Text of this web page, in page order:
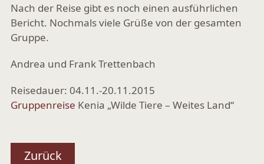
Nach der Reise gibt es noch einen ausführlichen
Bericht. Nochmals viele Grüße von der gesamten
Gruppe.
Andrea und Frank Trettenbach
Reisedauer: 04.11.-20.11.2015
Gruppenreise Kenia „Wilde Tiere – Weites Land“
Zurück